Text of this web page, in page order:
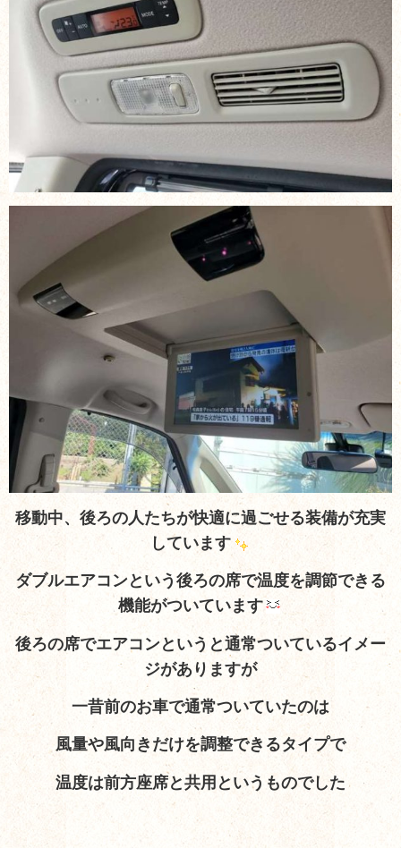
移動中、後ろの人たちが快適に過ごせる装備が充実
しています
ダブルエアコンという後ろの席で温度を調節できる
機能がついています
後ろの席でエアコンというと通常ついているイメー
ジがありますが
一昔前のお車で通常ついていたのは
風量や風向きだけを調整できるタイプで
温度は前方座席と共用というものでした